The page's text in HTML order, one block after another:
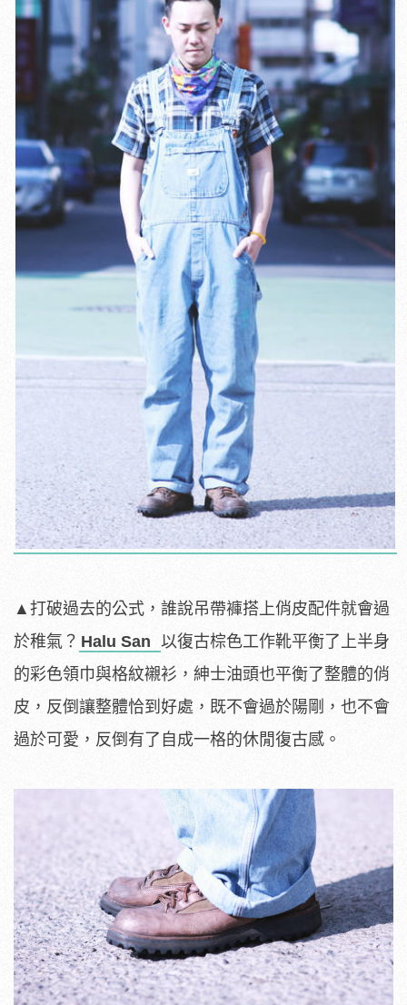
▲打破過去的公式，誰說吊帶褲搭上俏皮配件就會過
於稚氣？ Halu San 以復古棕色工作靴平衡了上半身
的彩色領巾與格紋襯衫，紳士油頭也平衡了整體的俏
皮，反倒讓整體恰到好處，既不會過於陽剛，也不會
過於可愛，反倒有了自成一格的休閒復古感。